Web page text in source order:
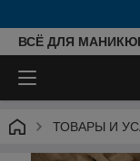
ВСЁ ДЛЯ
ТОВАРЫ И